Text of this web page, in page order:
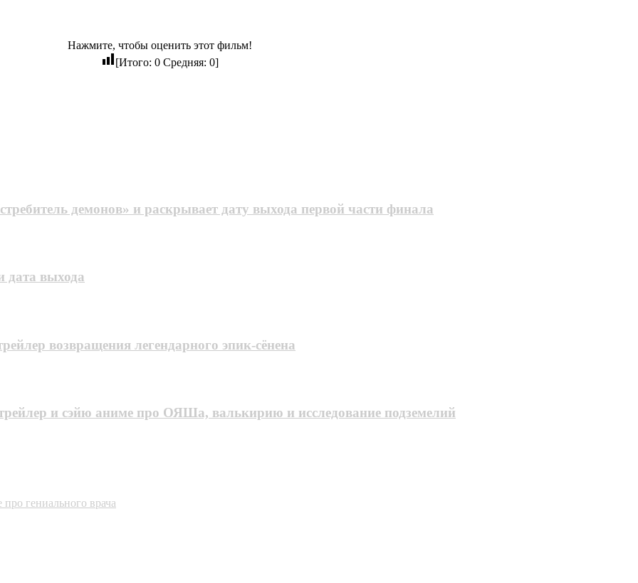
Нажмите, чтобы оценить этот фильм!
[Итого: 0Средняя: 0]
демонов» и раскрывает дату выхода первой части финала
выхода
возвращения легендарного эпик-сёнена
и сэйю аниме про ОЯШа, валькирию и исследование подземелий
гениального врача